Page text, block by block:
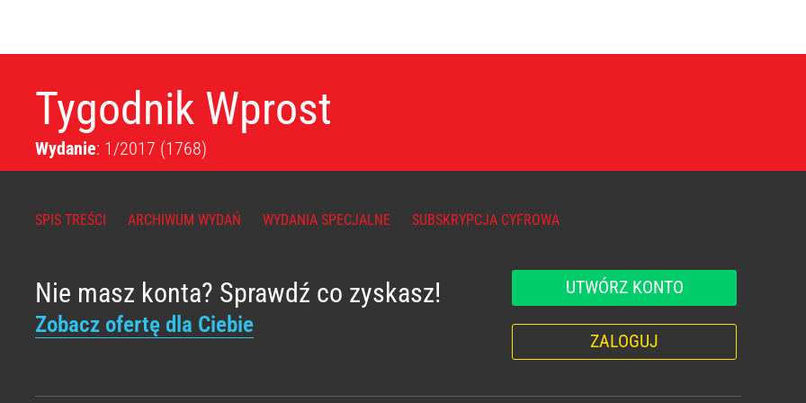
Tygodnik Wprost
Wydanie: 1/2017 (1768)
SPIS TREŚCI ARCHIWUM WYDAŃ WYDANIA SPECJALNE SUBSKRYPCJA CYFROWA
Nie masz konta? Sprawdź co zyskasz!
Zobacz ofertę dla Ciebie
UTWÓRZ KONTO
ZALOGUJ